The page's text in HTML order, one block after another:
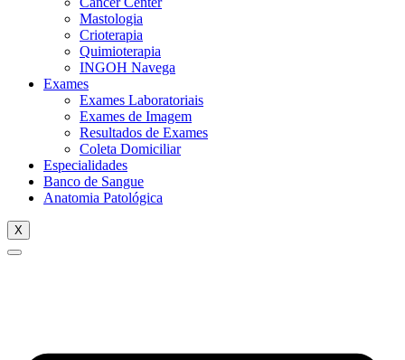
Mastologia
Crioterapia
Quimioterapia
INGOH Navega
Exames
Exames Laboratoriais
Exames de Imagem
Resultados de Exames
Coleta Domiciliar
Especialidades
Banco de Sangue
Anatomia Patológica
X